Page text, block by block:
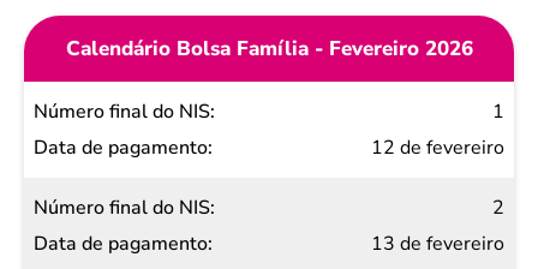
Calendário Bolsa Família - Fevereiro 2026
Número
final do
Data de
pagamento
1
12 de fevereiro
2
13 de fevereiro